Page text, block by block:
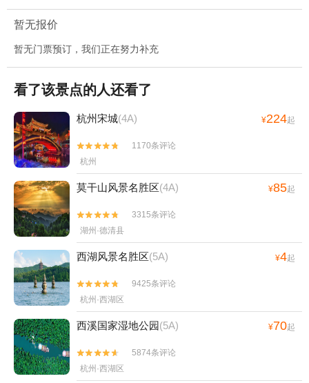
暂无报价
暂无门票预订，我们正在努力补充
看了该景点的人还看了
杭州宋城(4A) ¥224起


1170条评论
杭州
莫干山风景名胜区(4A) ¥85起


3315条评论
湖州·德清县
西湖风景名胜区(5A) ¥4起


9425条评论
杭州·西湖区
西溪国家湿地公园(5A) ¥70起


5874条评论
杭州·西湖区